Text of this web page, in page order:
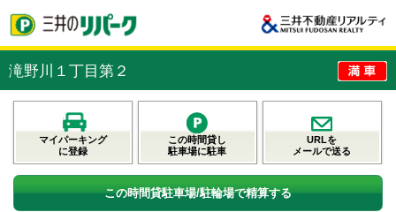
滝野川１丁目第２
マイパーキング
に登録
この時間貸し
駐車場に駐車
URLを
メールで送る
この時間貸駐車場/駐輪場で精算する